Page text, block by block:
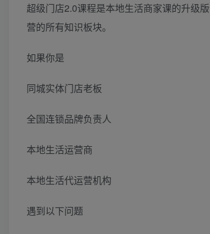
超级门店2.0课程是本地生活商家课的升级
营的所有知识板块。
如果你是
同城实体门店老板
全国连锁品牌负责人
本地生活运营商
本地生活代运营机构
遇到以下问题